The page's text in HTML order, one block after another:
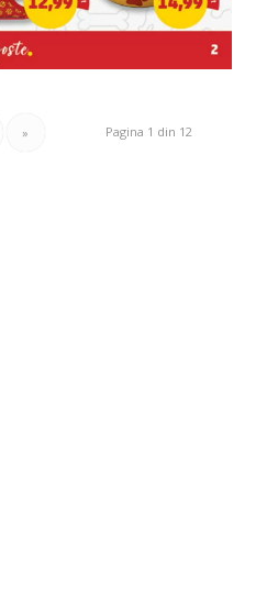
Pagina 1 din 12
»